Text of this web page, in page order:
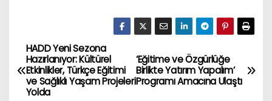
P
o
‘Eğitime ve Özgürlüğe
Birlikte Yatırım Yapalım’
Programı Amacına Ulaştı
HADD Yeni Sezona
Hazırlanıyor: Kültürel
Etkinlikler, Türkçe Eğitimi
ve Sağlıklı Yaşam Projeleri
Yolda